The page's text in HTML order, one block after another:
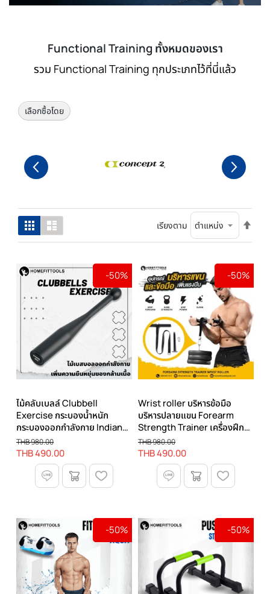
Functional Training ทั้งหมดของเรา
รวม Functional Training ทุกประเภทไว้ที่นี่แล้ว
ตารางรายการ เรียงตาม
จาก
ไป
-50%
ไม้คลับเบลล์ Clubbell
Exercise กระบองน้ำหนัก
กระบองออกกำลังกาย Indian
Club
THB 490.00
THB 980.00
-50%
Wrist roller บริหารข้อมือ
บริหารปลายแขน Forearm
Strength Trainer เครื่องฝึก
กำลังแขน
THB 490.00
THB 980.00
-50% -50%
เลือกซื้อโดย